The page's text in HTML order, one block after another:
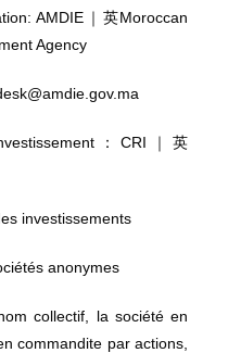
AMDIE｜英Moroccan
Agency
：CRI｜英
investissements
anonymes
collectif, la société en
commandite par actions,